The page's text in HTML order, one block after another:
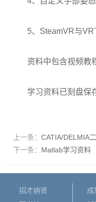
5、 SteamVR与
资料中包含视频教
学习资料已刻盘保
上一条： CATIA/DELMIA
下一条： Matlab学习资料
招才纳贤
成